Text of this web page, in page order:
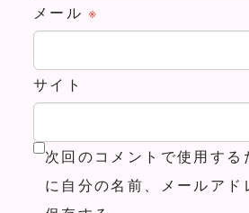
メール※
サイト
次回のコメントで使用する
に自分の名前、メールアド